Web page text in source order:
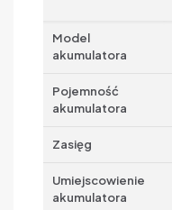
Model
akumulatora
Pojemność
akumulatora
Zasięg
Umiejscowienie
akumulatora